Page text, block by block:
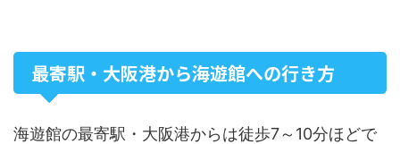
最寄駅・大阪港から海遊館への行き方
海遊館の最寄駅・大阪港からは徒歩7～10分ほどで